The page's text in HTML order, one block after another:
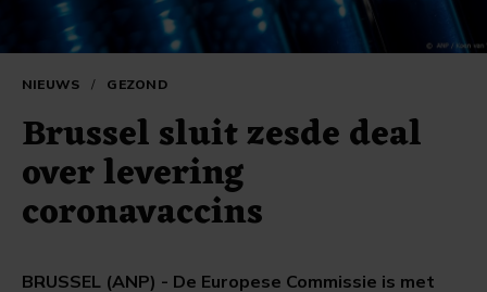
NIEUWS / GEZOND
Brussel sluit zesde deal
over levering
coronavaccins
BRUSSEL (ANP) - De Europese Commissie is met